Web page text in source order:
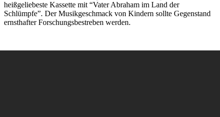
heißgeliebeste Kassette mit “Vater Abraham im Land der
Schlümpfe”. Der Musikgeschmack von Kindern sollte Gegenstand
ernsthafter Forschungsbestreben werden.